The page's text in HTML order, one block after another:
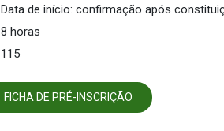
Data de início: confirmação após
8 horas
115
FICHA DE PRÉ-INSCRIÇÃO